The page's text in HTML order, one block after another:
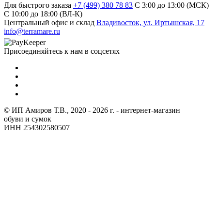
Для быстрого заказа +7 (499) 380 78 83 С 3:00 до 13:00 (МСК)
C 10:00 до 18:00 (ВЛ-К)
Центральный офис и склад Владивосток, ул. Иртышская, 17
info@terramare.ru
Присоединяйтесь к нам в соцсетях
© ИП Амиров Т.В., 2020 - 2026 г. - интернет-магазин
обуви и сумок
ИНН 254302580507